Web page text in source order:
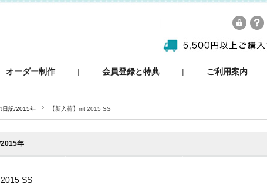
オーダー制作 会員登録と特典 ご利用案内
日記/2015年 【新入荷】mt 2015 SS
年
2015 SS